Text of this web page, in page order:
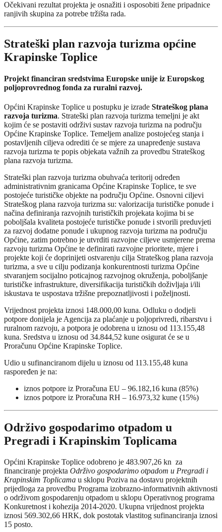
Očekivani rezultat projekta je osnažiti i osposobiti žene pripadnice
ranjivih skupina za potrebe tržišta rada.
Strateški plan razvoja turizma općine
Krapinske Toplice
Projekt financiran sredstvima Europske unije iz Europskog
poljoprovrednog fonda za ruralni razvoj.
Općini Krapinske Toplice u postupku je izrade Strateškog plana
razvoja turizma. Strateški plan razvoja turizma temeljni je akt
kojim će se postaviti održivi sustav razvoja turizma na području
Općine Krapinske Toplice. Temeljem analize postojećeg stanja i
postavljenih ciljeva odrediti će se mjere za unapređenje sustava
razvoja turizma te popis objekata važnih za provedbu Strateškog
plana razvoja turizma.
Strateški plan razvoja turizma obuhvaća teritorij određen
administrativnim granicama Općine Krapinske Toplice, te sve
postojeće turističke objekte na području Općine. Osnovni ciljevi
Strateškog plana razvoja turizma su: valorizacija turističke ponude i
načina definiranja razvojnih turističkih projekata kojima bi se
poboljšala kvaliteta postojeće turističke ponude i stvorili preduvjeti
za razvoj dodatne ponude i ukupnog razvoja turizma na području
Općine, zatim potrebno je utvrditi razvojne ciljeve usmjerene prema
razvoju turizma Općine te definirati razvojne prioritete, mjere i
projekte koji će doprinijeti ostvarenju cilja Strateškog plana razvoja
turizma, a sve u cilju podizanja konkurentnosti turizma Općine
stvaranjem socijalno poticajnog razvojnog okruženja, poboljšanje
turističke infrastrukture, diversifikacija turističkih doživljaja i/ili
iskustava te uspostava tržišne prepoznatljivosti i poželjnosti.
Vrijednost projekta iznosi 148.000,00 kuna. Odluku o dodjeli
potpore donijela je Agencija za plaćanje u poljoprivredi, ribarstvu i
ruralnom razvoju, a potpora je odobrena u iznosu od 113.155,48
kuna. Sredstva u iznosu od 34.844,52 kune osigurat će se u
Proračunu Općine Krapinske Toplice.
Udio u sufinanciranom dijelu u iznosu od 113.155,48 kuna
raspoređen je na:
iznos potpore iz Proračuna EU – 96.182,16 kuna (85%)
iznos potpore iz Proračuna RH – 16.973,32 kune (15%)
Održivo gospodarimo otpadom u
Pregradi i Krapinskim Toplicama
Općini Krapinske Toplice odobreno je 483.907,26 kn za
financiranje projekta Održivo gospodarimo otpadom u Pregradi i
Krapinskim Toplicama u sklopu Poziva na dostavu projektnih
prijedloga za provedbu Programa izobrazno-informativnih aktivnosti
o održivom gospodarenju otpadom u sklopu Operativnog programa
Konkuretnost i kohezija 2014-2020. Ukupna vrijednost projekta
iznosi 569.302,66 HRK, dok postotak vlastitog sufinanciranja iznosi
15 posto.